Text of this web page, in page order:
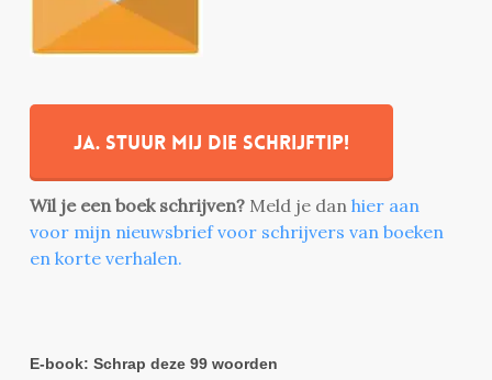
Ja. stuur mij die schrijftip!
Wil je een boek schrijven? Meld je dan hier aan
voor mijn nieuwsbrief voor schrijvers van boeken
en korte verhalen.
E-book: Schrap deze 99 woorden